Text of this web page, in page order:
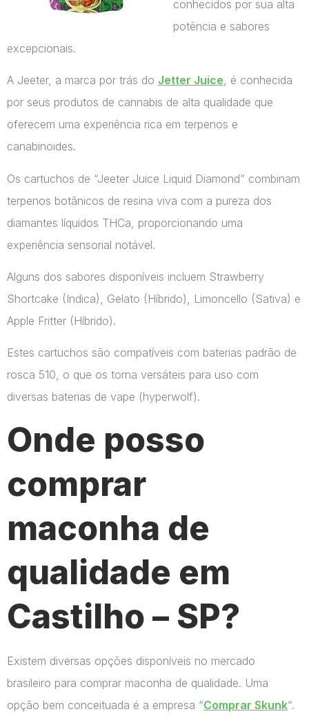
conhecidos por sua alta
potência e sabores
excepcionais.
A Jeeter, a marca por trás do Jetter Juice, é conhecida
por seus produtos de cannabis de alta qualidade que
oferecem uma experiência rica em terpenos e
canabinoides.
Os cartuchos de “Jeeter Juice Liquid Diamond” combinam
terpenos botânicos de resina viva com a pureza dos
diamantes líquidos THCa, proporcionando uma
experiência sensorial notável.
Alguns dos sabores disponíveis incluem Strawberry
Shortcake (Indica), Gelato (Híbrido), Limoncello (Sativa) e
Apple Fritter (Híbrido).
Estes cartuchos são compatíveis com baterias padrão de
rosca 510, o que os torna versáteis para uso com
diversas baterias de vape​ (hyperwolf)​.
Onde posso
comprar
maconha de
qualidade em
Castilho – SP?
Existem diversas opções disponíveis no mercado
brasileiro para comprar maconha de qualidade. Uma
opção bem conceituada é a empresa “Comprar Skunk“.